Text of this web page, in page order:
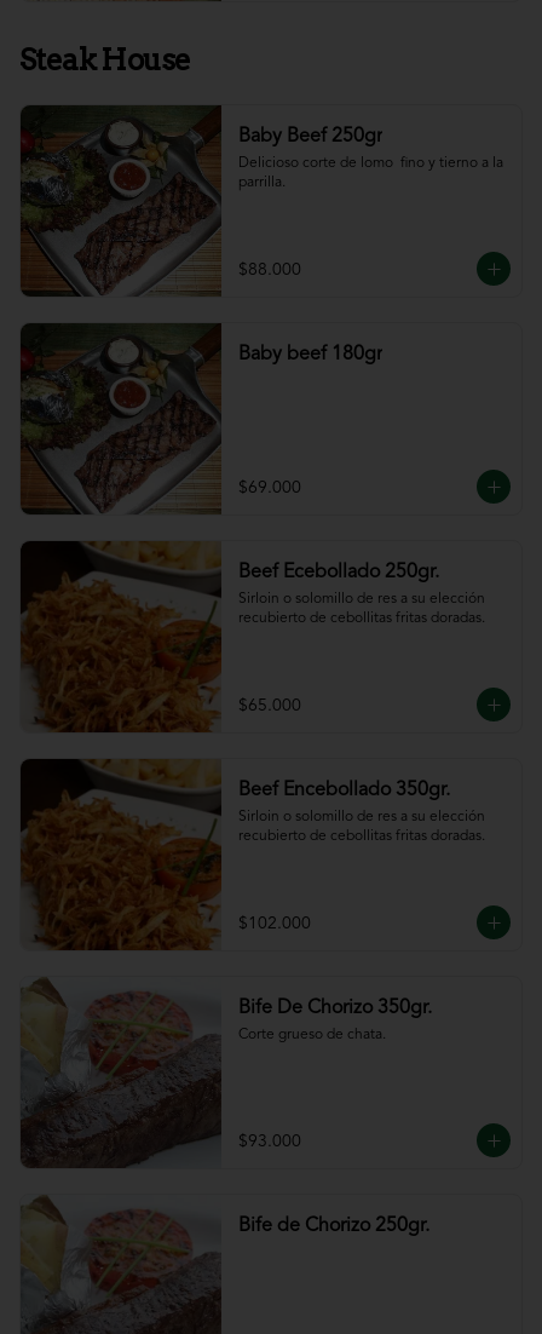
Steak House
Baby Beef 250gr
Delicioso corte de lomo  fino y tierno a la
parrilla.
$88.000
Baby beef 180gr
$69.000
Beef Ecebollado 250gr.
Sirloin o solomillo de res a su elección
recubierto de cebollitas fritas doradas.
$65.000
Beef Encebollado 350gr.
Sirloin o solomillo de res a su elección
recubierto de cebollitas fritas doradas.
$102.000
Bife De Chorizo 350gr.
Corte grueso de chata.
$93.000
Bife de Chorizo 250gr.